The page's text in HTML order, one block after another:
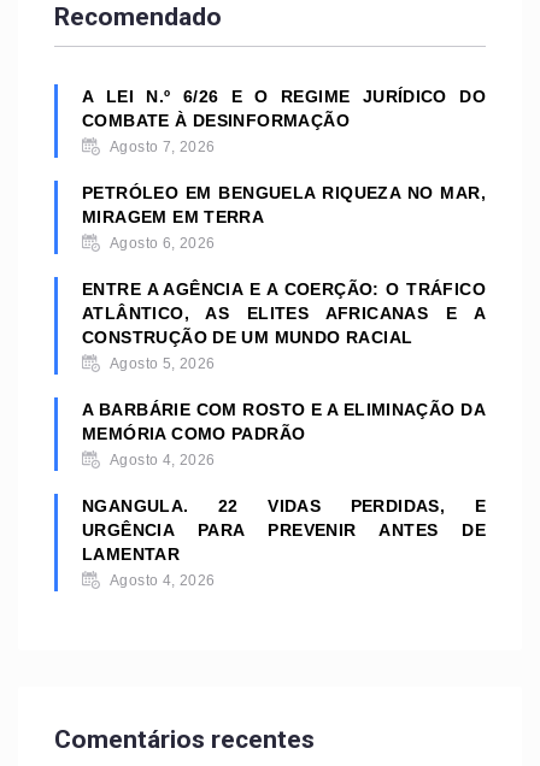
Recomendado
A LEI N.º 6/26 E O REGIME JURÍDICO DO
COMBATE À DESINFORMAÇÃO
Agosto 7, 2026
PETRÓLEO EM BENGUELA RIQUEZA NO MAR,
MIRAGEM EM TERRA
Agosto 6, 2026
ENTRE A AGÊNCIA E A COERÇÃO: O TRÁFICO
ATLÂNTICO, AS ELITES AFRICANAS E A
CONSTRUÇÃO DE UM MUNDO RACIAL
Agosto 5, 2026
A BARBÁRIE COM ROSTO E A ELIMINAÇÃO DA
MEMÓRIA COMO PADRÃO
Agosto 4, 2026
NGANGULA. 22 VIDAS PERDIDAS, E
URGÊNCIA PARA PREVENIR ANTES DE
LAMENTAR
Agosto 4, 2026
Comentários recentes